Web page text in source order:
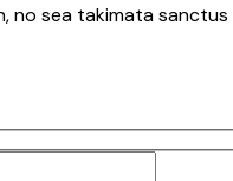
no sea takimata